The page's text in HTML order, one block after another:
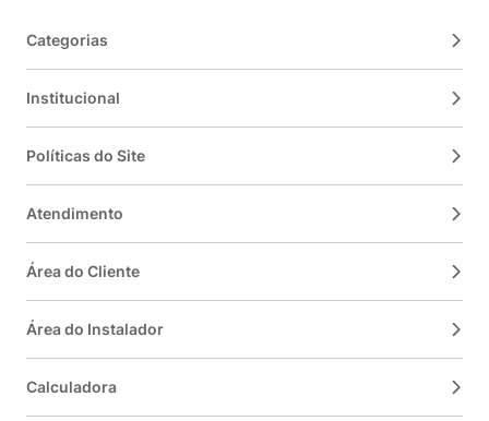
Categorias
Institucional
Políticas do Site
Atendimento
Área do Cliente
Área do Instalador
Calculadora